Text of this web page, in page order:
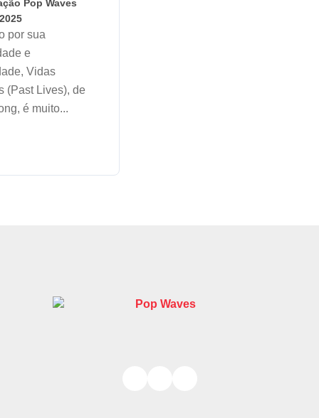
Pop Waves
e
Vidas
(Past Lives), de
é muito...